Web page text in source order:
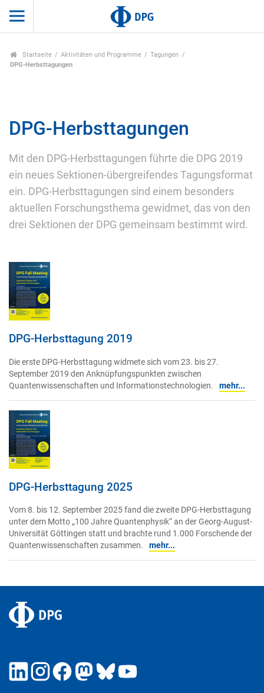
Startseite Aktivitäten und Programme
Tagungen
DPG-Herbsttagungen
DPG-Herbsttagungen
Mit den DPG-Herbsttagungen führte die DPG 2019
ein neues Sektionen-übergreifendes Tagungsformat
ein. DPG-Herbsttagungen sind einem besonders
aktuellen Forschungsthema gewidmet, das von den
drei Sektionen der DPG gemeinsam bestimmt wird.
DPG-Herbsttagung 2019
Die erste DPG-Herbsttagung widmete sich vom 23. bis 27.
September 2019 den Anknüpfungspunkten zwischen
Quantenwissenschaften und Informationstechnologien.
mehr...
DPG-Herbsttagung 2025
Vom 8. bis 12. September 2025 fand die zweite DPG-Herbsttagung
unter dem Motto „100 Jahre Quantenphysik“ an der Georg-August-
Universität Göttingen statt und brachte rund 1.000 Forschende der
Quantenwissenschaften zusammen.
mehr...